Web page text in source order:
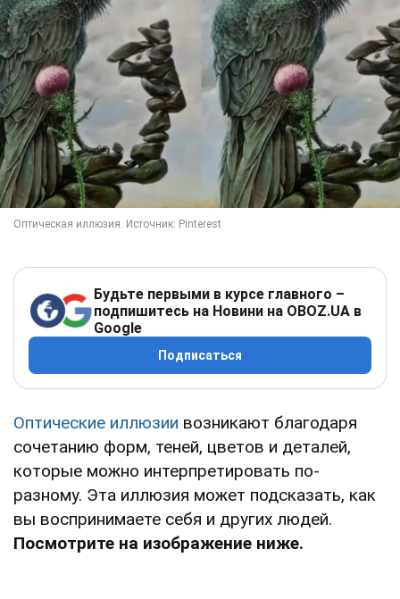
Будьте первыми в курсе главного –
подпишитесь на Новини на OBOZ.UA в
Google
Подписаться
Оптические иллюзии возникают благодаря
сочетанию форм, теней, цветов и деталей,
которые можно интерпретировать по-
разному. Эта иллюзия может подсказать, как
вы воспринимаете себя и других людей.
Посмотрите на изображение ниже.